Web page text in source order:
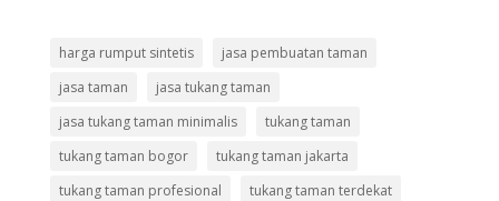
harga rumput sintetis
jasa pembuatan taman
jasa taman
jasa tukang taman
jasa tukang taman minimalis
tukang taman
tukang taman bogor
tukang taman jakarta
tukang taman profesional
tukang taman terdekat